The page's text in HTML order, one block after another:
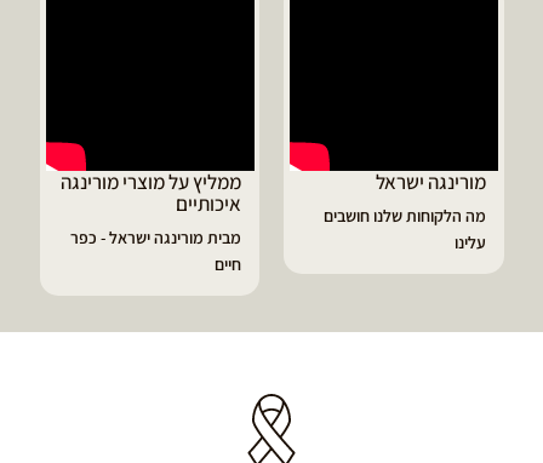
ממליץ על מוצרי מורינגה
איכותיים
מבית מורינגה ישראל - כפר
דיוויד ממליץ על טבליות
מורינגה
הפסקתי לסבול מהתקפי
גאוט ודלקות